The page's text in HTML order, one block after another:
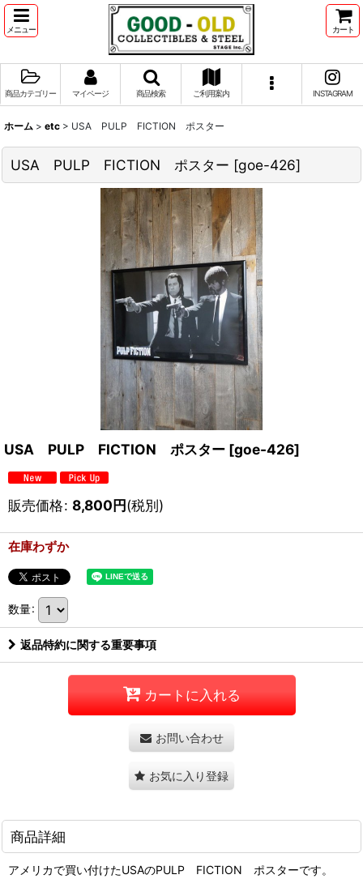
メニュー カート
商品カテゴリー マイページ 商品検索 ご利用案内 INSTAGRAM
ホーム > etc > USA PULP FICTION ポスター
USA PULP FICTION ポスター [goe-426]
USA PULP FICTION ポスター [goe-426]
販売価格: 8,800円(税別)
在庫わずか
数量:
返品特約に関する重要事項
カートに入れる
お問い合わせ
お気に入り登録
商品詳細
アメリカで買い付けたUSAのPULP FICTION ポスターです。